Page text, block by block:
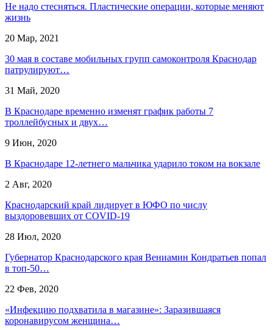
Не надо стесняться. Пластические операции, которые меняют
жизнь
20 Мар, 2021
30 мая в составе мобильных групп самоконтроля Краснодар
патрулируют…
31 Май, 2020
В Краснодаре временно изменят график работы 7
троллейбусных и двух…
9 Июн, 2020
В Краснодаре 12-летнего мальчика ударило током на вокзале
2 Авг, 2020
Краснодарский край лидирует в ЮФО по числу
выздоровевших от COVID-19
28 Июл, 2020
Губернатор Краснодарского края Вениамин Кондратьев попал
в топ-50…
22 Фев, 2020
«Инфекцию подхватила в магазине»: Заразившаяся
коронавирусом женщина…